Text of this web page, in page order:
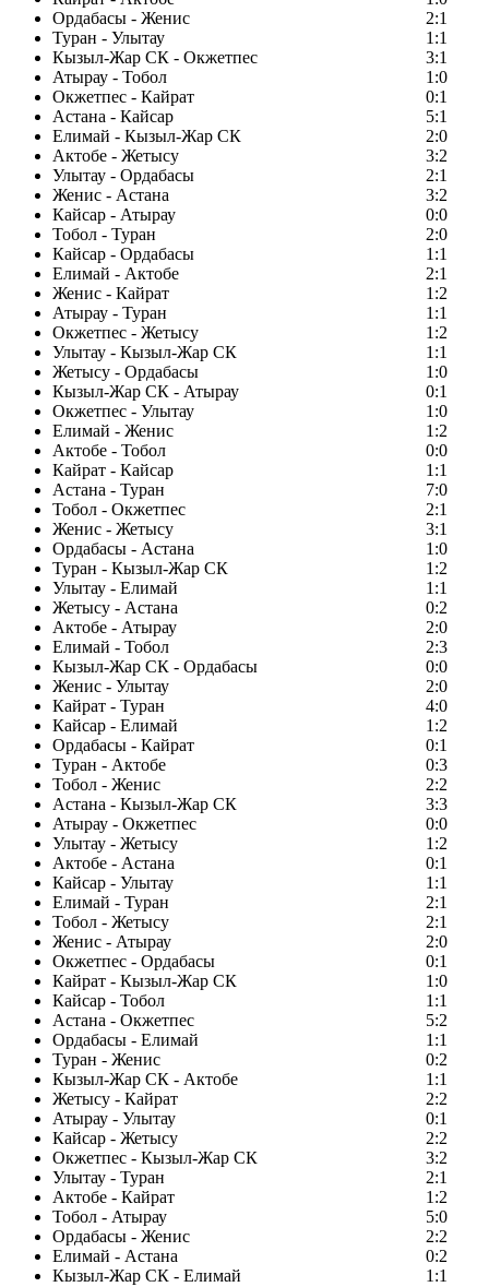
Ордабасы - Женис
2:1
Туран - Улытау
1:1
Кызыл-Жар СК - Окжетпес
3:1
Атырау - Тобол
1:0
Окжетпес - Кайрат
0:1
Астана - Кайсар
5:1
Елимай - Кызыл-Жар СК
2:0
Актобе - Жетысу
3:2
Улытау - Ордабасы
2:1
Женис - Астана
3:2
Кайсар - Атырау
0:0
Тобол - Туран
2:0
Кайсар - Ордабасы
1:1
Елимай - Актобе
2:1
Женис - Кайрат
1:2
Атырау - Туран
1:1
Окжетпес - Жетысу
1:2
Улытау - Кызыл-Жар СК
1:1
Жетысу - Ордабасы
1:0
Кызыл-Жар СК - Атырау
0:1
Окжетпес - Улытау
1:0
Елимай - Женис
1:2
Актобе - Тобол
0:0
Кайрат - Кайсар
1:1
Астана - Туран
7:0
Тобол - Окжетпес
2:1
Женис - Жетысу
3:1
Ордабасы - Астана
1:0
Туран - Кызыл-Жар СК
1:2
Улытау - Елимай
1:1
Жетысу - Астана
0:2
Актобе - Атырау
2:0
Елимай - Тобол
2:3
Кызыл-Жар СК - Ордабасы
0:0
Женис - Улытау
2:0
Кайрат - Туран
4:0
Кайсар - Елимай
1:2
Ордабасы - Кайрат
0:1
Туран - Актобе
0:3
Тобол - Женис
2:2
Астана - Кызыл-Жар СК
3:3
Атырау - Окжетпес
0:0
Улытау - Жетысу
1:2
Актобе - Астана
0:1
Кайсар - Улытау
1:1
Елимай - Туран
2:1
Тобол - Жетысу
2:1
Женис - Атырау
2:0
Окжетпес - Ордабасы
0:1
Кайрат - Кызыл-Жар СК
1:0
Кайсар - Тобол
1:1
Астана - Окжетпес
5:2
Ордабасы - Елимай
1:1
Туран - Женис
0:2
Кызыл-Жар СК - Актобе
1:1
Жетысу - Кайрат
2:2
Атырау - Улытау
0:1
Кайсар - Жетысу
2:2
Окжетпес - Кызыл-Жар СК
3:2
Улытау - Туран
2:1
Актобе - Кайрат
1:2
Тобол - Атырау
5:0
Ордабасы - Женис
2:2
Елимай - Астана
0:2
Кызыл-Жар СК - Елимай
1:1